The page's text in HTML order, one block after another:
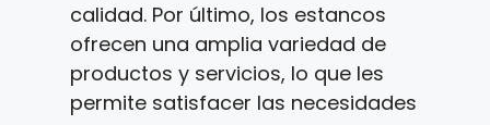
calidad. Por último, los estancos
ofrecen una amplia variedad de
productos y servicios, lo que les
permite satisfacer las necesidades